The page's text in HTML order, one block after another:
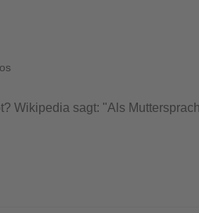
Wikipedia sagt: "Als